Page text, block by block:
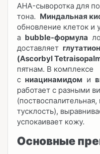
AHA-сыворотка для
тона. Миндальная
обновление клеток и
а bubble-формула
доставляет глутатион
(Ascorbyl
пятнам. В комплексе
с ниацинамидом и
работает с разными
тусклость),
успокаивает кожу.
Основные